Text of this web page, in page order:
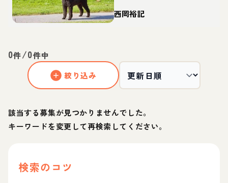
ードルってどんな犬？
性格・特徴・育て方・
西岡裕記
0件/0件中
絞り込み
該当する募集が見つかりませんでした。
キーワードを変更して再検索してください。
検索のコツ